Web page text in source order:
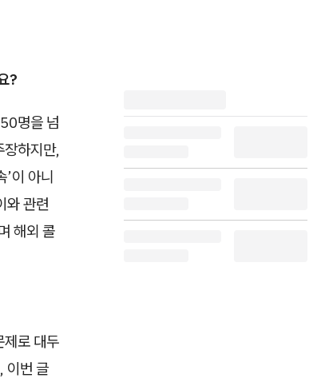
?
명을 넘
장하지만,
’이 아니
와 관련
해외 콜
제로 대두
이번 글